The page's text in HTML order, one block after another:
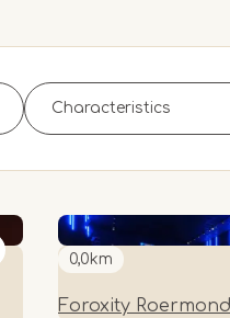
0,0km
Foroxity Roermond